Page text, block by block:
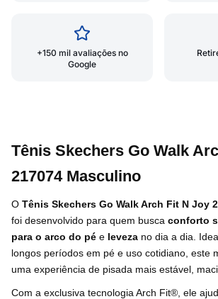
+150 mil avaliações no
Google
Tênis Skechers Go Walk
217074 Masculino
O Tênis Skechers Go Walk Arch Fit N Joy
foi desenvolvido para quem busca conforto
para o arco do pé e leveza no dia a dia.
longos períodos em pé e uso cotidiano, este
uma experiência de pisada mais estável,
Com a exclusiva tecnologia Arch Fit®, ele